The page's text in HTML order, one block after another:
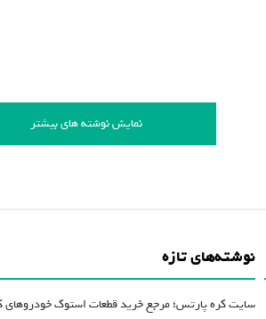
نمایش نوشته های بیشتر
نوشته‌های تازه
سایت کره پارتس؛ مرجع خرید قطعات استوک خودروهای